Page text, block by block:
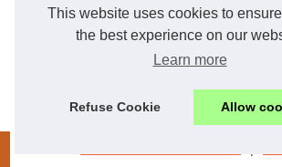
This website uses cookies to
the best experience on our
Learn more
Refuse Cookie Allow
Pourquoi opter pour un long...
Voyager en camping-car : les...
Origan village : un camping...